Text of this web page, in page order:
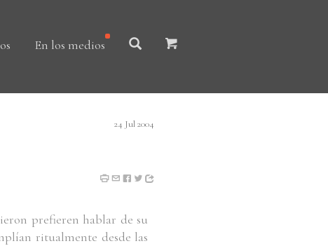
En los medios
24 Jul 2004
prefieren hablar de su
ritualmente desde las